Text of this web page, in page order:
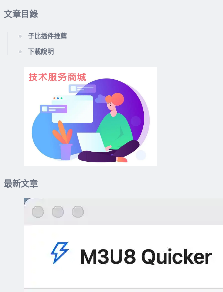
文章目錄
子比插件推薦
下載說明
最新文章